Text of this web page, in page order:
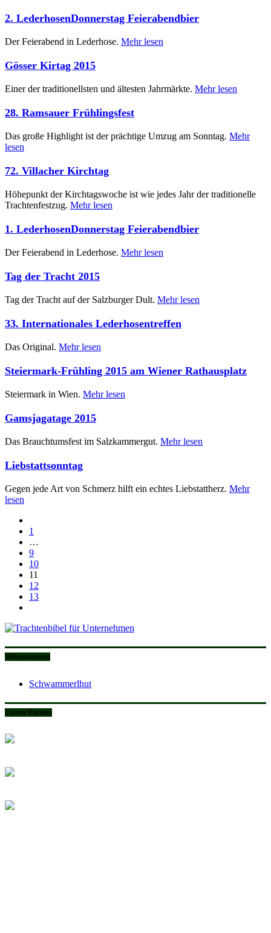
2. LederhosenDonnerstag Feierabendbier
Der Feierabend in Lederhose. Mehr lesen
Gösser Kirtag 2015
Einer der traditionellsten und ältesten Jahrmärkte. Mehr lesen
28. Ramsauer Frühlingsfest
Das große Highlight ist der prächtige Umzug am Sonntag. Mehr
lesen
72. Villacher Kirchtag
Höhepunkt der Kirchtagswoche ist wie jedes Jahr der traditionelle
Trachtenfestzug. Mehr lesen
1. LederhosenDonnerstag Feierabendbier
Der Feierabend in Lederhose. Mehr lesen
Tag der Tracht 2015
Tag der Tracht auf der Salzburger Dult. Mehr lesen
33. Internationales Lederhosentreffen
Das Original. Mehr lesen
Steiermark-Frühling 2015 am Wiener Rathausplatz
Steiermark in Wien. Mehr lesen
Gamsjagatage 2015
Das Brauchtumsfest im Salzkammergut. Mehr lesen
Liebstattsonntag
Gegen jede Art von Schmerz hilft ein echtes Liebstattherz. Mehr
lesen
1
…
9
10
11
12
13
Wissenswertes
Schwammerlhut
Unsere Partner